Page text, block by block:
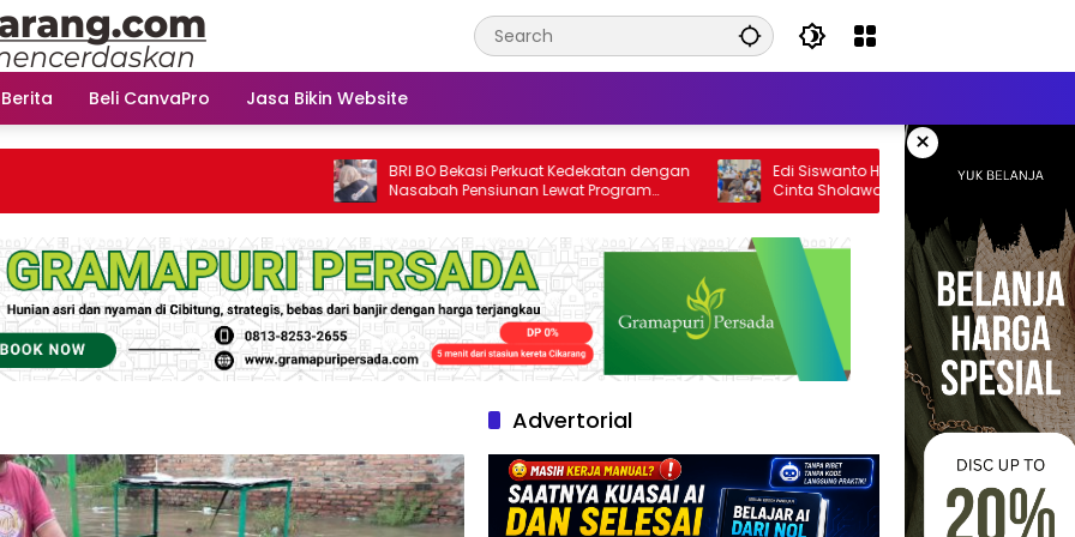
Beli CanvaPro Jasa Bikin Website
×
BRI BO Bekasi Perkuat Kedekatan dengan
Nasabah Pensiunan Lewat Program
Apresiasi
Edi Siswanto Hadiri Launching Berkah
Cinta Sholawat Bekasi Raya, Dorong
Pelayanan Ibadah yang Amanah
Advertorial